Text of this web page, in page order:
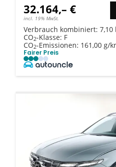
32.164,– €
incl. 19% MwSt.
Verbrauch kombiniert: 7,10
CO2-Klasse: F
CO2-Emissionen: 161,00 g/
Fairer Preis